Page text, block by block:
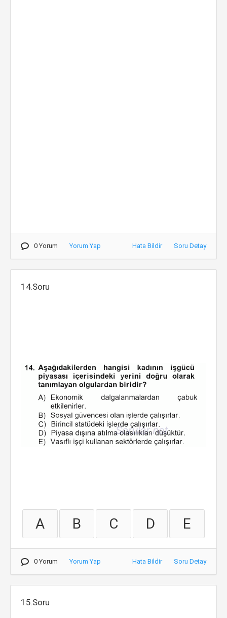
0 Yorum Yorum Yap Hata Bildir Soru Detay
14.Soru
A B C D E
0 Yorum Yorum Yap Hata Bildir Soru Detay
15.Soru